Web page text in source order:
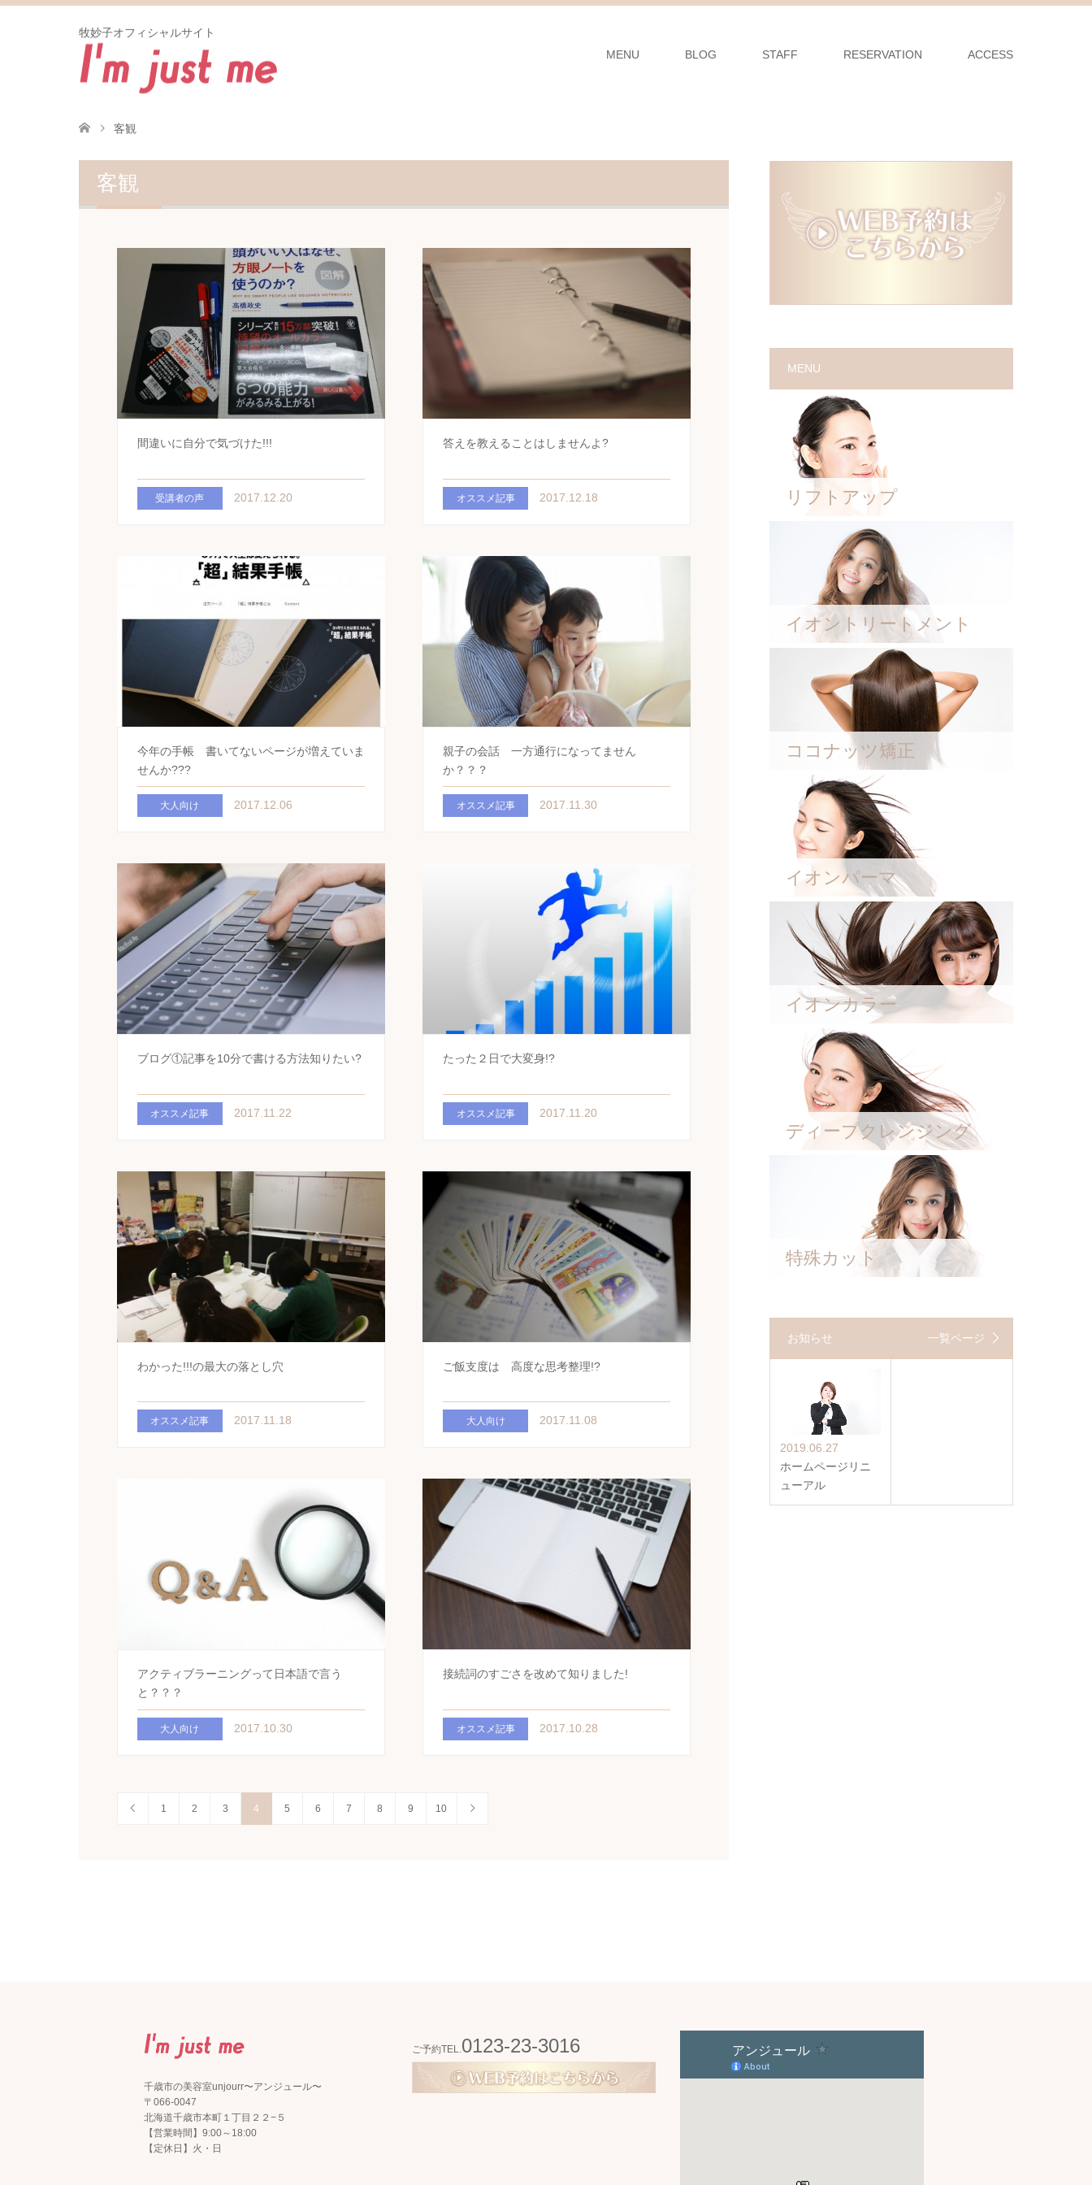
牧妙子オフィシャルサイト
MENU
BLOG STAFF RESERVATION ACCESS
客観
客観
間違いに自分で気づけた!!!
受講者の声 2017.12.20
答えを教えることはしませんよ?
オススメ記事 2017.12.18
今年の手帳 書いてないページが増えていま
せんか???
大人向け 2017.12.06
親子の会話 一方通行になってません
か？？？
オススメ記事 2017.11.30
ブログ①記事を10分で書ける方法知りたい?
オススメ記事 2017.11.22
たった２日で大変身!?
オススメ記事 2017.11.20
わかった!!!の最大の落とし穴
オススメ記事 2017.11.18
ご飯支度は 高度な思考整理!?
大人向け 2017.11.08
アクティブラーニングって日本語で言う
と？？？
大人向け 2017.10.30
接続詞のすごさを改めて知りました!
オススメ記事 2017.10.28
1 2 3 4 5 6 7 8 9 10
MENU
リフトアップ
イオントリートメント
ココナッツ矯正
イオンパーマ
イオンカラー
ディープクレンジング
特殊カット
お知らせ 一覧ページ
2019.06.27
ホームページリニ
ューアル
千歳市の美容室unjourr〜アンジュール〜
〒066-0047
北海道千歳市本町１丁目２２−５
【営業時間】9:00～18:00
【定休日】火・日
ご予約TEL.0123-23-3016